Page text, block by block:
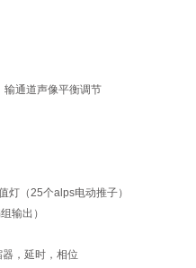
输通道声像平衡调节
灯（25个alps电动推子）
输出）
，延时，相位